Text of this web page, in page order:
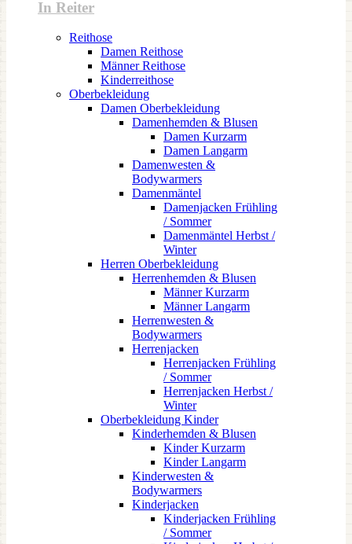
In Reiter
Reithose
Damen Reithose
Männer Reithose
Kinderreithose
Oberbekleidung
Damen Oberbekleidung
Damenhemden & Blusen
Damen Kurzarm
Damen Langarm
Damenwesten &
Bodywarmers
Damenmäntel
Damenjacken Frühling
/ Sommer
Damenmäntel Herbst /
Winter
Herren Oberbekleidung
Herrenhemden & Blusen
Männer Kurzarm
Männer Langarm
Herrenwesten &
Bodywarmers
Herrenjacken
Herrenjacken Frühling
/ Sommer
Herrenjacken Herbst /
Winter
Oberbekleidung Kinder
Kinderhemden & Blusen
Kinder Kurzarm
Kinder Langarm
Kinderwesten &
Bodywarmers
Kinderjacken
Kinderjacken Frühling
/ Sommer